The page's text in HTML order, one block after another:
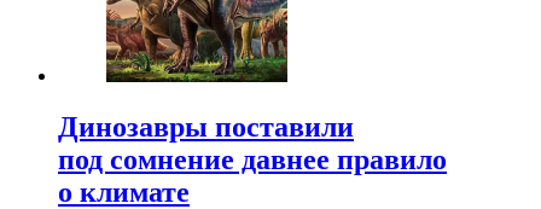
Динозавры поставили
под сомнение давнее правило
о климате